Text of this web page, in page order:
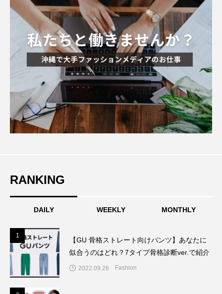
RANKING
DAILY WEEKLY MONTHLY
1
【GU 骨格ストレート向けパンツ】あなたに
似合うのはどれ？7タイプ骨格診断ver.で紹介
2022.09.26 Fashion